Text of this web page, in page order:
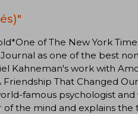
of The New York
as one of the best
Kahneman's work with
That Changed
famous psychologist
the mind and explains the